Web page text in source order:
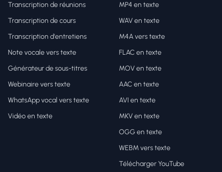
Transcription de réunions
Transcription de cours
Transcription d'entretiens
Note vocale vers texte
Générateur de sous-titres
Webinaire vers texte
WhatsApp vocal vers texte
Vidéo en texte
MP4 en texte
WAV en texte
M4A vers texte
FLAC en texte
MOV en texte
AAC en texte
AVI en texte
MKV en texte
OGG en texte
WEBM vers texte
Télécharger YouTube